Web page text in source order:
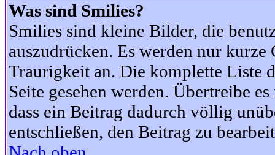
Was sind Smilies?
Smilies sind kleine Bilder, die
auszudrücken. Es werden nur
Traurigkeit an. Die komplette Liste
Seite gesehen werden. Übertreibe
dass ein Beitrag dadurch völlig
entschließen, den Beitrag zu